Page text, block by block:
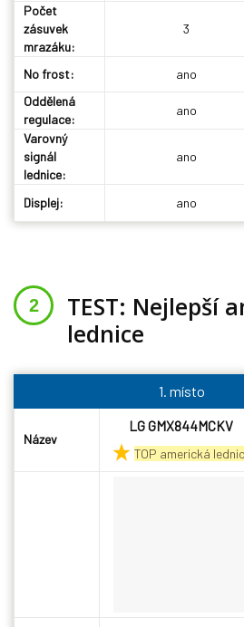
Počet
zásuvek
mrazáku:
3
No frost: ano
Oddělená
regulace:
ano
Varovný
signál
lednice:
ano
Displej: ano
TEST: Nejlepší
lednice
1. místo
Název
LG GMX844MCKV
TOP americká